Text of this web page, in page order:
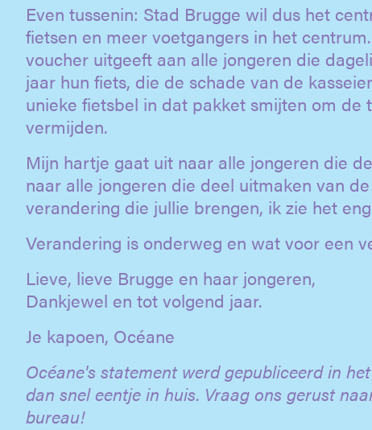
Even tussenin: Stad Brugge wil dus het
fietsen en meer voetgangers in het
voucher uitgeeft aan alle jongeren die
jaar hun fiets, die de schade van de
unieke fietsbel in dat pakket smijten om
vermijden.
Mijn hartje gaat uit naar alle jongeren die
naar alle jongeren die deel uitmaken van
verandering die jullie brengen, ik zie het
Verandering is onderweg en wat voor een
Lieve, lieve Brugge en haar jongeren,
Dankjewel en tot volgend jaar.
Je kapoen, Océane
Océane's statement werd gepubliceerd in
dan snel eentje in huis. Vraag ons gerust
bureau!